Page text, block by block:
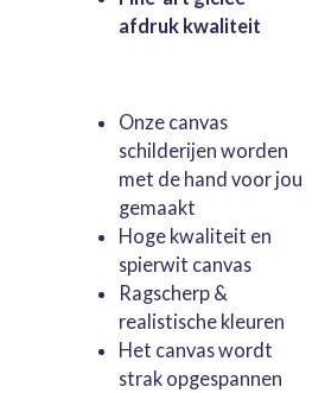
afdruk kwaliteit
Onze canvas
schilderijen worden
met de hand voor jou
gemaakt
Hoge kwaliteit en
spierwit canvas
Ragscherp &
realistische kleuren
Het canvas wordt
strak opgespannen